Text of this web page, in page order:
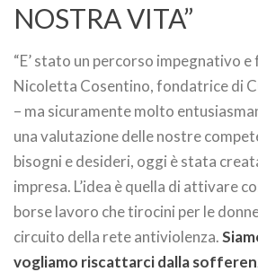
NOSTRA VITA”
“E’ stato un percorso impegnativo
Nicoletta Cosentino, fondatrice di
– ma sicuramente molto
una valutazione delle nostre
bisogni e desideri, oggi è stata
impresa. L’idea è quella di attivare
borse lavoro che tirocini per le
circuito della rete antiviolenza.
vogliamo riscattarci dalla